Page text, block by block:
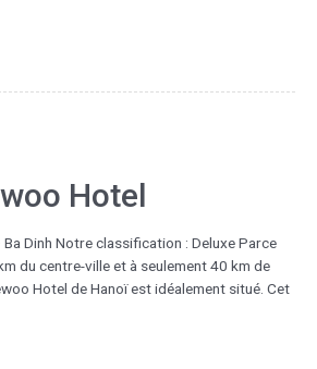
Hotel
Dinh Notre classification : Deluxe Parce
du centre-ville et à seulement 40 km de
Hotel de Hanoï est idéalement situé. Cet